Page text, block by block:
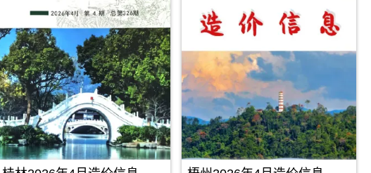
看
造
价
信
息
封
面
月
份
标
题
内
参
考
价，
桂
林
市
造
价
信
息
期
刊
PDF
取
指
导，
梧
市
造
价
信
息
发
布，
用
于
百
色
工
程
施
工
图
预
于
池
程
设
计
概
算
价
信
息
（南
宁
建
设
工
程
造
价
信
PDF 下载
（柳
建
工
程
造
信
息）
期
刊，
PDF 下载